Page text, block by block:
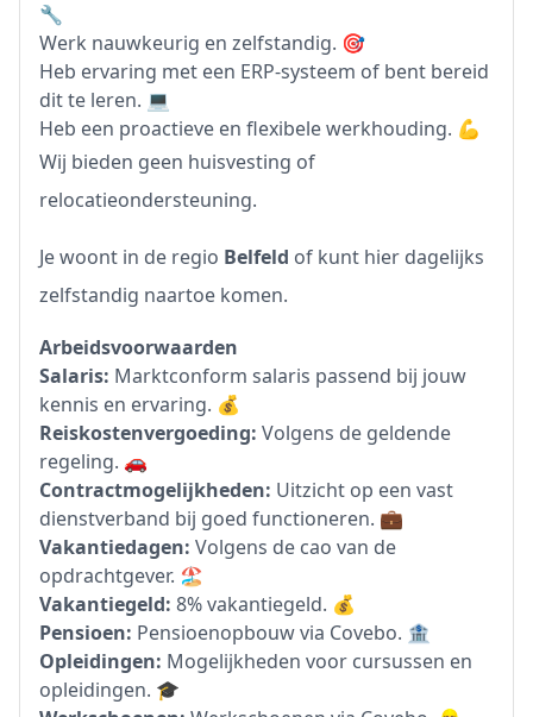
🔧
Werk nauwkeurig en zelfstandig. 🎯
Heb ervaring met een ERP-systeem of bent bereid
dit te leren. 💻
Heb een proactieve en flexibele werkhouding. 💪
Wij bieden geen huisvesting of
relocatieondersteuning.
Je woont in de regio Belfeld of kunt hier dagelijks
zelfstandig naartoe komen.
Arbeidsvoorwaarden
Salaris: Marktconform salaris passend bij jouw
kennis en ervaring. 💰
Reiskostenvergoeding: Volgens de geldende
regeling. 🚗
Contractmogelijkheden: Uitzicht op een vast
dienstverband bij goed functioneren. 💼
Vakantiedagen: Volgens de cao van de
opdrachtgever. 🏖️
Vakantiegeld: 8% vakantiegeld. 💰
Pensioen: Pensioenopbouw via Covebo. 🏦
Opleidingen: Mogelijkheden voor cursussen en
opleidingen. 🎓